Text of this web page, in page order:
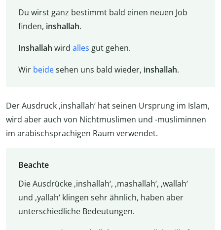
Du wirst ganz bestimmt bald einen neuen Job
finden, inshallah.
Inshallah wird alles gut gehen.
Wir beidesehen uns bald wieder, inshallah.
Der Ausdruck ‚inshallah‘ hat seinen Ursprung im Islam,
wird aber auch von Nichtmuslimen und -musliminnen
im arabischsprachigen Raum verwendet.
Beachte
Die Ausdrücke ‚inshallah‘, ‚mashallah‘, ‚wallah‘
und ‚yallah‘ klingen sehr ähnlich, haben aber
unterschiedliche Bedeutungen.